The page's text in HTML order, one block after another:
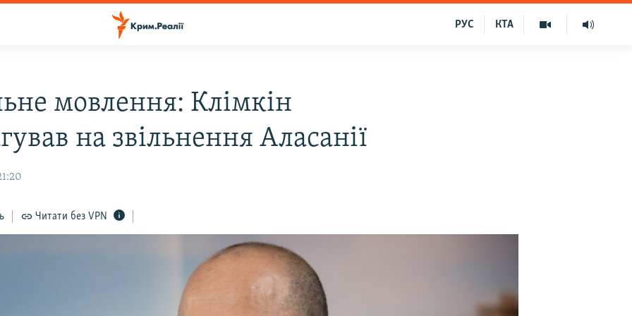
КТА
РУС
мовлення: Клімкін
на звільнення Аласанії
Читати без VPN